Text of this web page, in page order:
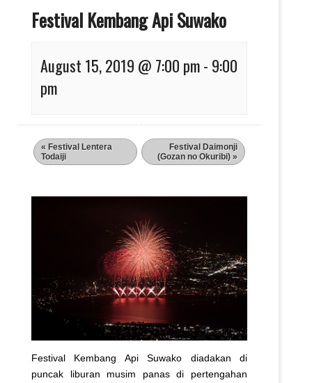
Festival Kembang Api Suwako
August 15, 2019 @ 7:00 pm- 9:00
pm
« Festival Lentera
Todaiji
Festival Daimonji
(Gozan no Okuribi) »
Festival Kembang Api Suwako diadakan di
puncak liburan musim panas di pertengahan